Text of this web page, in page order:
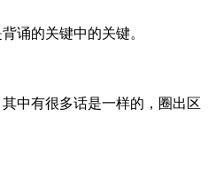
诵的关键中的关键。
中有很多话是一样的，圈出区